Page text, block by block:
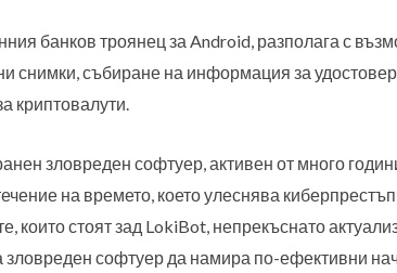
банков троянец за Android, разполага с
снимки, събиране на информация за
криптовалути.
зловреден софтуер, активен от много
на времето, което улеснява
които стоят зад LokiBot, непрекъснато
зловреден софтуер да намира по-ефективни